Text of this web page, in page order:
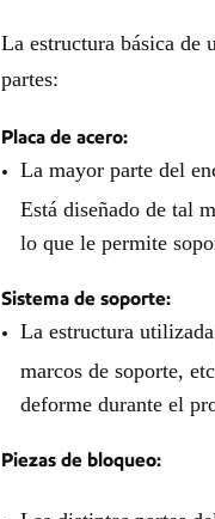
La estructura básica de
partes:
Placa de acero:
La mayor parte del
Está diseñado de tal
lo que le permite
Sistema de soporte:
La estructura
marcos de soporte,
deforme durante el
Piezas de bloqueo: